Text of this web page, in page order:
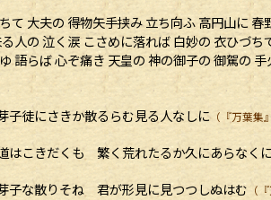
て 大夫の 得物矢手挟み 立ち向ふ 高円山に
人の 泣く涙 こさめに落れば 白妙の 衣ひづ
語らば 心ぞ痛き 天皇の 神の御子の 御駕の
子徒にさきか散るらむ見る人なしに（『万葉集
はこきだくも 繁く荒れたるか久にあらなく
子な散りそね 君が形見に見つつしぬはむ （